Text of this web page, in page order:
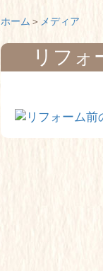
ホーム メディア
リフォ